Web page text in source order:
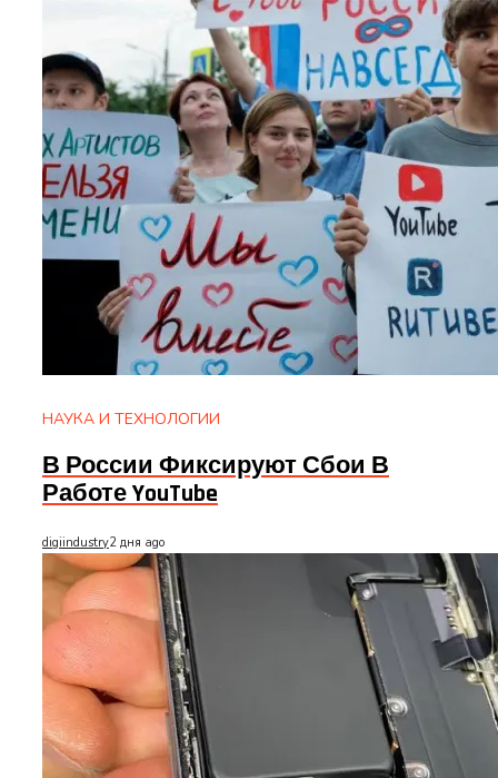
НАУКА И ТЕХНОЛОГИИ
В России Фиксируют Сбои В
Работе YouTube
digiindustry2 дня ago